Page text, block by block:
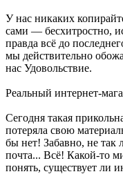
У нас никаких
сами — бесхитростно,
правда всё до
мы действительно
нас Удовольствие.
Реальный интернет-
Сегодня такая
потеряла свою
бы нет! Забавно, не так
почта... Всё! Какой-то
понять, существует ли